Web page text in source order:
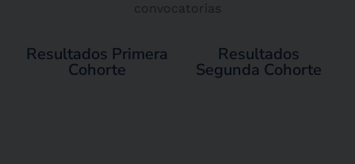
convocatorias
Resultados Primera
Cohorte
Resultados
Segunda Cohorte